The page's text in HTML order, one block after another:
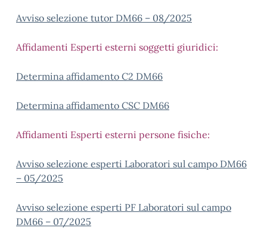
Avviso selezione tutor DM66 – 08/2025
Affidamenti Esperti esterni soggetti giuridici:
Determina affidamento C2 DM66
Determina affidamento CSC DM66
Affidamenti Esperti esterni persone fisiche:
Avviso selezione esperti Laboratori sul campo DM66
– 05/2025
Avviso selezione esperti PF Laboratori sul campo
DM66 – 07/2025